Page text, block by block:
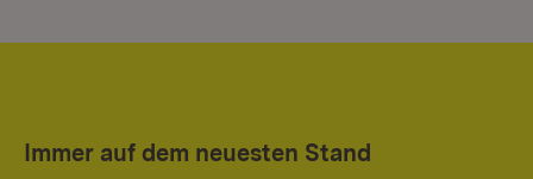
Immer auf dem neuesten Stand